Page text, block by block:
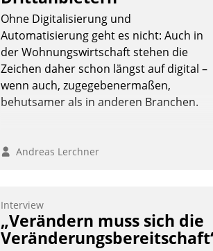
Nadja Hußmann
Ohne Digitalisierung und
Automatisierung geht es nicht: Auch in
der Wohnungswirtschaft stehen die
Zeichen daher schon längst auf digital –
wenn auch, zugegebenermaßen,
behutsamer als in anderen Branchen.
Andreas Lerchner
Interview
„Verändern muss sich die